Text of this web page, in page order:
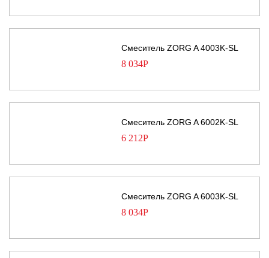
Смеситель ZORG A 4003K-SL
8 034Р
Смеситель ZORG A 6002K-SL
6 212Р
Смеситель ZORG A 6003K-SL
8 034Р